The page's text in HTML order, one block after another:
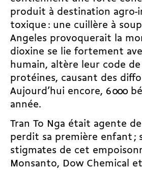
produit à destination agro-
toxique : une cuillère à
Angeles provoquerait la
dioxine se lie fortement
humain, altère leur code
protéines, causant des
Aujourd’hui encore, 6 000
année.
Tran To Nga était agente
perdit sa première enfant ;
stigmates de cet
Monsanto, Dow Chemical